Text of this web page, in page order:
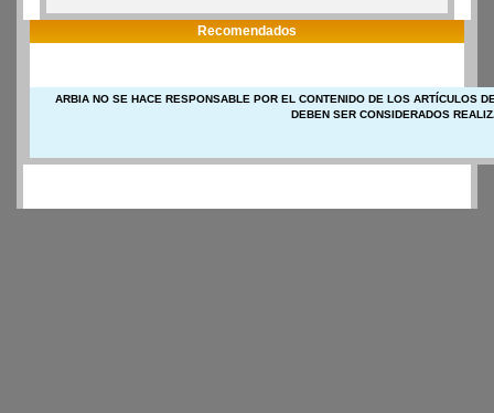
Recomendados
ARBIA NO SE HACE RESPONSABLE POR EL CONTENIDO DE LOS ARTÍCULOS
DEBEN SER CONSIDERADOS